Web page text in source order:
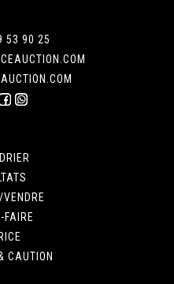
53 90 25
FAIRE
CAUTION